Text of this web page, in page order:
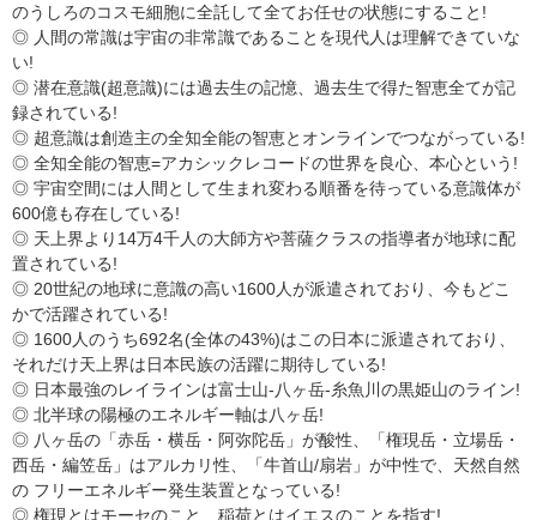
のうしろのコスモ細胞に全託して全てお任せの状態にすること!
◎ 人間の常識は宇宙の非常識であることを現代人は理解できていな
い!
◎ 潜在意識(超意識)には過去生の記憶、過去生で得た智恵全てが記
録されている!
◎ 超意識は創造主の全知全能の智恵とオンラインでつながっている!
◎ 全知全能の智恵=アカシックレコードの世界を良心、本心という!
◎ 宇宙空間には人間として生まれ変わる順番を待っている意識体が
600億も存在している!
◎ 天上界より14万4千人の大師方や菩薩クラスの指導者が地球に配
置されている!
◎ 20世紀の地球に意識の高い1600人が派遣されており、今もどこ
かで活躍されている!
◎ 1600人のうち692名(全体の43%)はこの日本に派遣されており、
それだけ天上界は日本民族の活躍に期待している!
◎ 日本最強のレイラインは富士山-八ヶ岳-糸魚川の黒姫山のライン!
◎ 北半球の陽極のエネルギー軸は八ヶ岳!
◎ 八ヶ岳の「赤岳・横岳・阿弥陀岳」が酸性、「権現岳・立場岳・
西岳・編笠岳」はアルカリ性、「牛首山/扇岩」が中性で、天然自然
の フリーエネルギー発生装置となっている!
◎ 権現とはモーセのこと、稲荷とはイエスのことを指す!